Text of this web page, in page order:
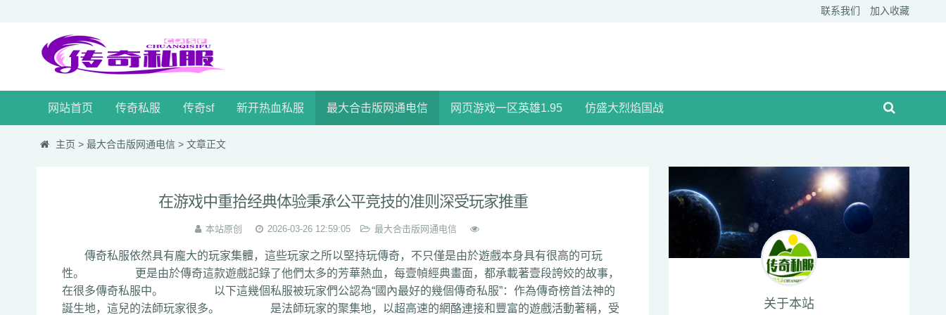
联系我们 加入收藏
网站首页 传奇私服 传奇sf 新开热血私服 最大合击版网通电信 网页游戏一区英雄1.95 仿盛大烈焰国战
主页 > 最大合击版网通电信 > 文章正文
在游戏中重拾经典体验秉承公平竞技的准则深受玩家推重
本站原创 2026-03-26 12:59:05 最大合击版网通电信
傳奇私服依然具有龐大的玩家集體，這些玩家之所以堅持玩傳奇，不只僅是由於遊戲本身具有很高的可玩
性。 更是由於傳奇這款遊戲記錄了他們太多的芳華熱血，每壹幀經典畫面，都承載著壹段誇姣的故事，
在很多傳奇私服中。 以下這幾個私服被玩家們公認為“國內最好的幾個傳奇私服”：作為傳奇榜首法神的
誕生地，這兒的法師玩家很多。 是法師玩家的聚集地，以超高速的網酪連接和豐富的遊戲活動著稱，受
关于本站